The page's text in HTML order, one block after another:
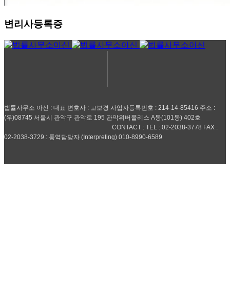
변리사등록증
법률사무소 아신 : 대표 변호사 : 고보경 사업자등록번호 : 214-14-85416 주소 :
(우)08745 서울시 관악구 관악로 195 관악위버폴리스 A동(101동) 402호
CONTACT : TEL : 02-2038-3778 FAX :
02-2038-3729 : 통역담당자 (Interpreting) 010-8990-6589